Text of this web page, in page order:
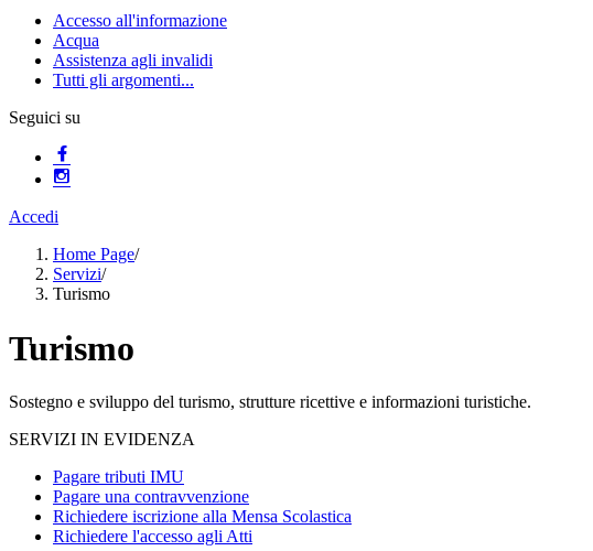
Accesso all'informazione
Acqua
Assistenza agli invalidi
Tutti gli argomenti...
Seguici su
Accedi
Home Page/
Servizi/
Turismo
Turismo
Sostegno e sviluppo del turismo, strutture ricettive e informazioni turistiche.
SERVIZI IN EVIDENZA
Pagare tributi IMU
Pagare una contravvenzione
Richiedere iscrizione alla Mensa Scolastica
Richiedere l'accesso agli Atti